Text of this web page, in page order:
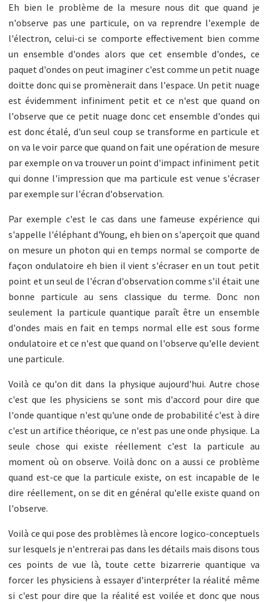
Eh bien le problème de la mesure nous dit que quand je
n'observe pas une particule, on va reprendre l'exemple de
l'électron, celui-ci se comporte effectivement bien comme
un ensemble d'ondes alors que cet ensemble d'ondes, ce
paquet d'ondes on peut imaginer c'est comme un petit nuage
doitte donc qui se promènerait dans l'espace. Un petit nuage
est évidemment infiniment petit et ce n'est que quand on
l'observe que ce petit nuage donc cet ensemble d'ondes qui
est donc étalé, d'un seul coup se transforme en particule et
on va le voir parce que quand on fait une opération de mesure
par exemple on va trouver un point d'impact infiniment petit
qui donne l'impression que ma particule est venue s'écraser
par exemple sur l'écran d'observation.
Par exemple c'est le cas dans une fameuse expérience qui
s'appelle l'éléphant d'Young, eh bien on s'aperçoit que quand
on mesure un photon qui en temps normal se comporte de
façon ondulatoire eh bien il vient s'écraser en un tout petit
point et un seul de l'écran d'observation comme s'il était une
bonne particule au sens classique du terme. Donc non
seulement la particule quantique paraît être un ensemble
d'ondes mais en fait en temps normal elle est sous forme
ondulatoire et ce n'est que quand on l'observe qu'elle devient
une particule.
Voilà ce qu'on dit dans la physique aujourd'hui. Autre chose
c'est que les physiciens se sont mis d'accord pour dire que
l'onde quantique n'est qu'une onde de probabilité c'est à dire
c'est un artifice théorique, ce n'est pas une onde physique. La
seule chose qui existe réellement c'est la particule au
moment où on observe. Voilà donc on a aussi ce problème
quand est-ce que la particule existe, on est incapable de le
dire réellement, on se dit en général qu'elle existe quand on
l'observe.
Voilà ce qui pose des problèmes là encore logico-conceptuels
sur lesquels je n'entrerai pas dans les détails mais disons tous
ces points de vue là, toute cette bizarrerie quantique va
forcer les physiciens à essayer d'interpréter la réalité même
si c'est pour dire que la réalité est voilée et donc que nous